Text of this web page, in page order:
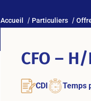
Accueil Particuliers
CFO –
CDI Temps